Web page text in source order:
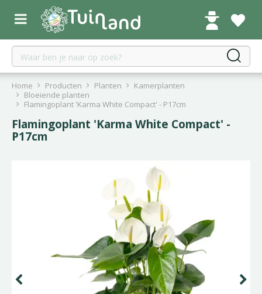
r
Home Producten Planten
Kamerplanten
Bloeiende planten
Flamingoplant 'Karma White Compact' - P17cm
Flamingoplant 'Karma White Compact' -
P17cm